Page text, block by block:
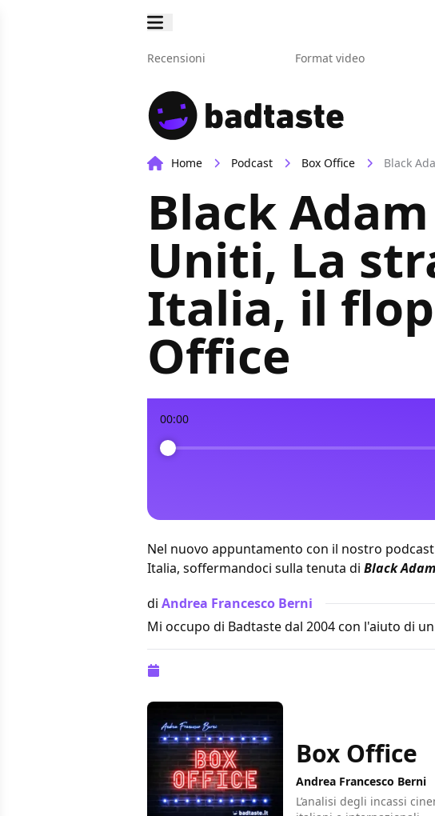
Recensioni Format video
Home Podcast Box Office Black
Black
Uniti, La
Italia, il
Office
00:00
Nel nuovo appuntamento con il nostro
Italia, soffermandoci sulla tenuta di Black Adam
di Andrea Francesco Berni
Mi occupo di Badtaste dal 2004 con l'aiuto di
Box Office
Andrea Francesco Berni
L’analisi degli incassi